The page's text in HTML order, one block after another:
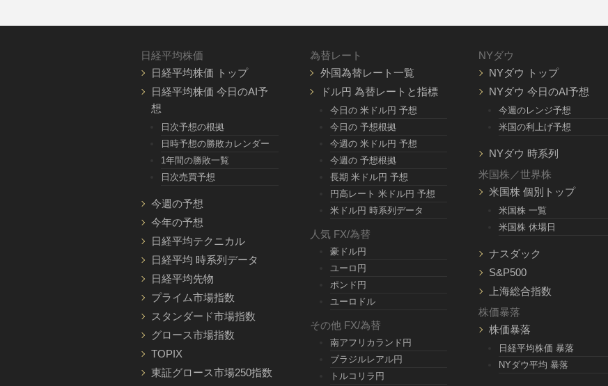
日経平均株価
日経平均株価 トップ
日経平均株価 今日のAI予
想
日次予想の根拠
日時予想の勝敗カレンダー
1年間の勝敗一覧
日次売買予想
今週の予想
今年の予想
日経平均テクニカル
日経平均 時系列データ
日経平均先物
プライム市場指数
スタンダード市場指数
グロース市場指数
TOPIX
東証グロース市場250指数
為替レート
外国為替レート一覧
ドル円 為替レートと指標
今日の 米ドル円 予想
今日の 予想根拠
今週の 米ドル円 予想
今週の 予想根拠
長期 米ドル円 予想
円高レート 米ドル円 予想
米ドル円 時系列データ
人気 FX/為替
豪ドル円
ユーロ円
ポンド円
ユーロドル
その他 FX/為替
南アフリカランド円
ブラジルレアル円
トルコリラ円
NYダウ
NYダウ トップ
NYダウ 今日のAI予想
今週のレンジ予想
米国の利上げ予想
NYダウ 時系列
米国株／世界株
米国株 個別トップ
米国株 一覧
米国株 休場日
ナスダック
S&P500
上海総合指数
株価暴落
株価暴落
日経平均株価 暴落
NYダウ平均 暴落